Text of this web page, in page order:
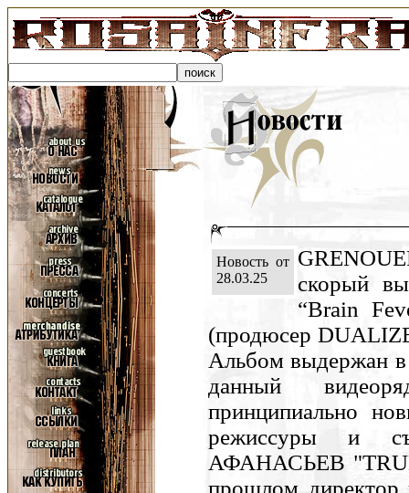
Новость от
28.03.25
скорый
“Brain
(продюсер
Альбом выдержан в
данный
принципиально
режиссуры и
АФАНАСЬЕВ
прошлом директор